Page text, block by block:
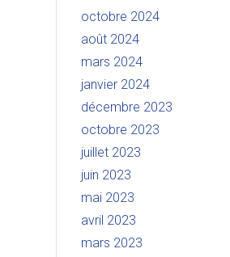
octobre 2024
août 2024
mars 2024
janvier 2024
décembre 2023
octobre 2023
juillet 2023
juin 2023
mai 2023
avril 2023
mars 2023